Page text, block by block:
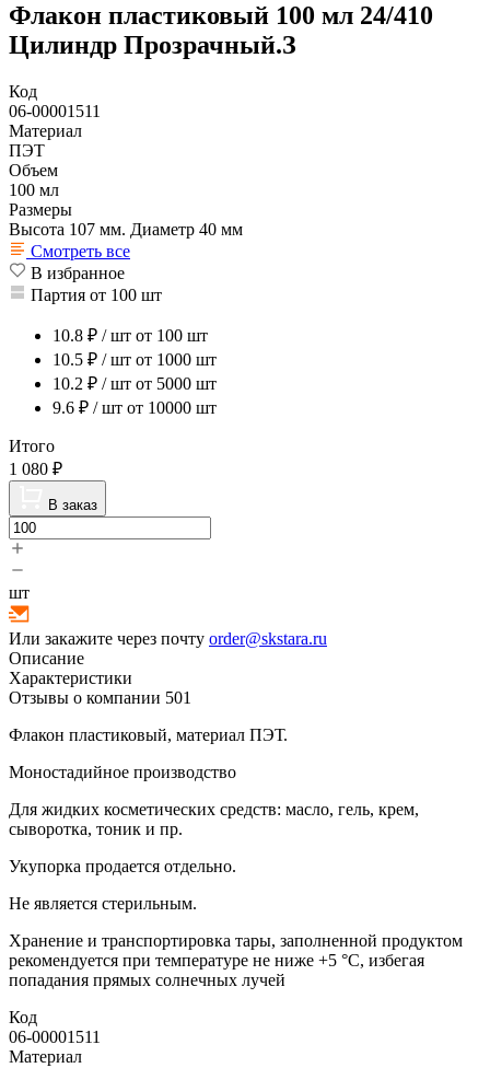
Флакон пластиковый 100 мл 24/410
Цилиндр Прозрачный.З
Код
06-00001511
Материал
ПЭТ
Объем
100 мл
Размеры
Высота 107 мм. Диаметр 40 мм
Смотреть все
В избранное
Партия от 100 шт
10.8 ₽ / шт от 100 шт
10.5 ₽ / шт от 1000 шт
10.2 ₽ / шт от 5000 шт
9.6 ₽ / шт от 10000 шт
Итого
1 080 ₽
В заказ
шт
Или закажите через почту order@skstara.ru
Описание
Характеристики
Отзывы о компании 501
Флакон пластиковый, материал ПЭТ.
Моностадийное производство
Для жидких косметических средств: масло, гель, крем,
сыворотка, тоник и пр.
Укупорка продается отдельно.
Не является стерильным.
Хранение и транспортировка тары, заполненной продуктом
рекомендуется при температуре не ниже +5 °C, избегая
попадания прямых солнечных лучей
Код
06-00001511
Материал